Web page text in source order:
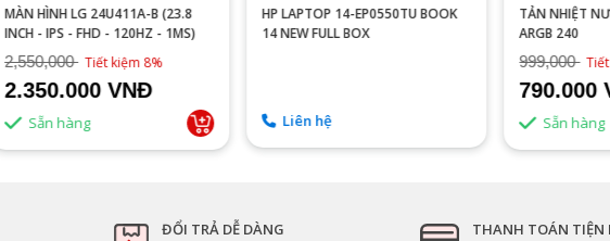
MÀN HÌNH LG 24U411A-B (23.8
INCH - IPS - FHD - 120HZ - 1MS)
2,550,000 Tiết kiệm 8%
2.350.000 VNĐ
Sẵn hàng
HP LAPTOP 14-EP0550TU BOOK
14 NEW FULL BOX
Liên hệ
TẢN NHIỆT
ARGB 240
999,000
790.000
Sẵn hàng
ĐỔI TRẢ DỄ DÀNG THANH TOÁN TIỆN